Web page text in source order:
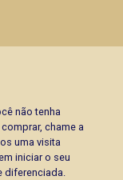
não tenha
chame a
uma visita
iniciar o seu
diferenciada.